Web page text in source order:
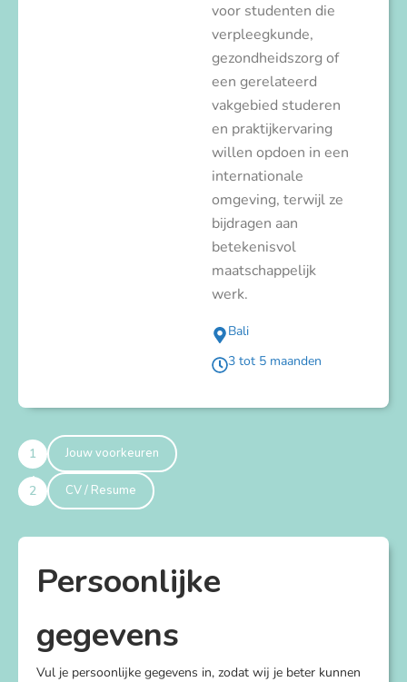
voor studenten die
verpleegkunde,
gezondheidszorg of
een gerelateerd
vakgebied studeren
en praktijkervaring
willen opdoen in een
internationale
omgeving, terwijl ze
bijdragen aan
betekenisvol
maatschappelijk
werk.
Bali
3 tot 5 maanden
1 Jouw voorkeuren
2 CV / Resume
Persoonlijke
gegevens
Vul je persoonlijke gegevens in, zodat wij je beter kunnen